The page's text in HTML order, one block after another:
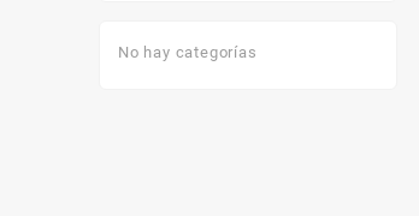
No hay categorías